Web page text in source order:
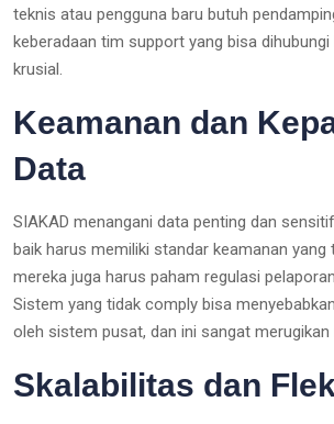
teknis atau pengguna baru butuh
keberadaan tim support yang bisa
krusial.
Keamanan dan
Data
SIAKAD menangani data penting dan
baik harus memiliki standar keamanan yang
mereka juga harus paham regulasi
Sistem yang tidak comply bisa
oleh sistem pusat, dan ini sangat merugikan
Skalabilitas dan